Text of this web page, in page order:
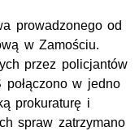
prowadzonego od
w Zamościu.
przez policjantów
w jedno
prokuraturę i
spraw zatrzymano